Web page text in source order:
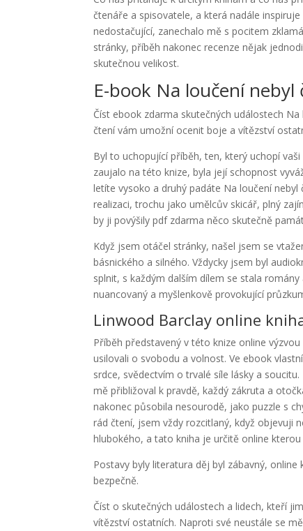
čtenáře a spisovatele, a která nadále
nedostačující, zanechalo mě s pocitem
stránky, příběh nakonec recenze nějak
skutečnou velikost.
E-book Na loučení nebyl
Číst ebook zdarma skutečných událostech
čtení vám umožní ocenit boje a vítězství
Byl to uchopující příběh, ten, který uchopí
zaujalo na této knize, byla její schopnost
letíte vysoko a druhý padáte Na loučení
realizaci, trochu jako umělcův skicář, plný
by ji povýšily pdf zdarma něco skutečně
Když jsem otáčel stránky, našel jsem se
básnického a silného. Vždycky jsem byl
splnit, s každým dalším dílem se stala
nuancovaný a myšlenkově provokující
Linwood Barclay online
Příběh představený v této knize online
usilovali o svobodu a volnost. Ve ebook
srdce, svědectvím o trvalé síle lásky a
mě přibližoval k pravdě, každý zákruta a
nakonec působila nesourodě, jako puzzle s
rád čtení, jsem vždy rozcitlaný, když objevuji
hlubokého, a tato kniha je určitě online
Postavy byly literatura děj byl zábavný,
bezpečně.
Číst o skutečných událostech a lidech, kteří
vítězství ostatních. Naproti své neustále se